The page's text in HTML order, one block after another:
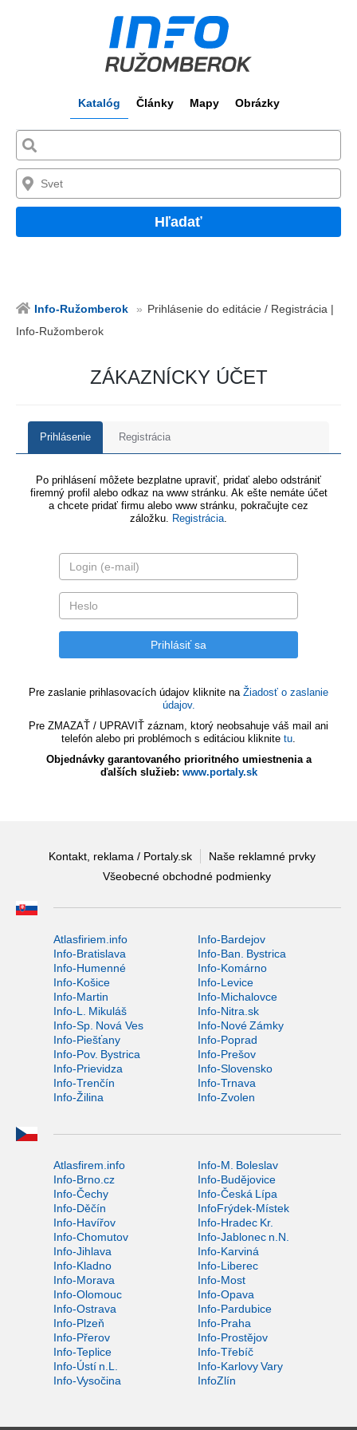
Katalóg Články Mapy Obrázky
Hľadať
Info-Ružomberok
Prihlásenie do editácie / Registrácia |
Info-Ružomberok
ZÁKAZNÍCKY ÚČET
Prihlásenie Registrácia
Po prihlásení môžete bezplatne upraviť, pridať alebo odstrániť
firemný profil alebo odkaz na www stránku. Ak ešte nemáte účet
a chcete pridať firmu alebo www stránku, pokračujte cez
záložku. Registrácia.
Pre zaslanie prihlasovacích údajov kliknite na Žiadosť o zaslanie
údajov.
Pre ZMAZAŤ / UPRAVIŤ záznam, ktorý neobsahuje váš mail ani
telefón alebo pri problémoch s editáciou kliknite tu.
Objednávky garantovaného prioritného umiestnenia a
ďalších služieb: www.portaly.sk
Kontakt, reklama / Portaly.sk
Naše reklamné prvky
Všeobecné obchodné podmienky
Atlasfiriem.info
Info-Bardejov
Info-Bratislava
Info-Ban. Bystrica
Info-Humenné
Info-Komárno
Info-Košice
Info-Levice
Info-Martin
Info-Michalovce
Info-L. Mikuláš
Info-Nitra.sk
Info-Sp. Nová Ves
Info-Nové Zámky
Info-Piešťany
Info-Poprad
Info-Pov. Bystrica
Info-Prešov
Info-Prievidza
Info-Slovensko
Info-Trenčín
Info-Trnava
Info-Žilina
Info-Zvolen
Atlasfirem.info
Info-M. Boleslav
Info-Brno.cz
Info-Budějovice
Info-Čechy
Info-Česká Lípa
Info-Děčín
InfoFrýdek-Místek
Info-Havířov
Info-Hradec Kr.
Info-Chomutov
Info-Jablonec n.N.
Info-Jihlava
Info-Karviná
Info-Kladno
Info-Liberec
Info-Morava
Info-Most
Info-Olomouc
Info-Opava
Info-Ostrava
Info-Pardubice
Info-Plzeň
Info-Praha
Info-Přerov
Info-Prostějov
Info-Teplice
Info-Třebíč
Info-Ústí n.L.
Info-Karlovy Vary
Info-Vysočina
InfoZlín